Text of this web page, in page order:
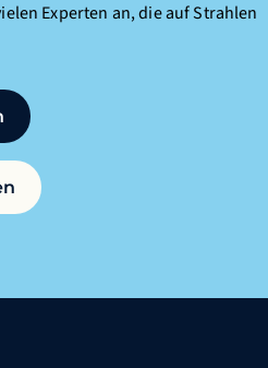
Experten an, die auf Strahlen